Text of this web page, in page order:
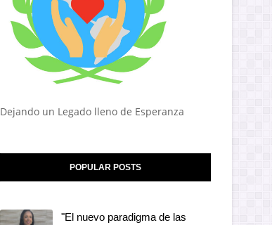
Dejando un Legado lleno de Esperanza
POPULAR POSTS
"El nuevo paradigma de las